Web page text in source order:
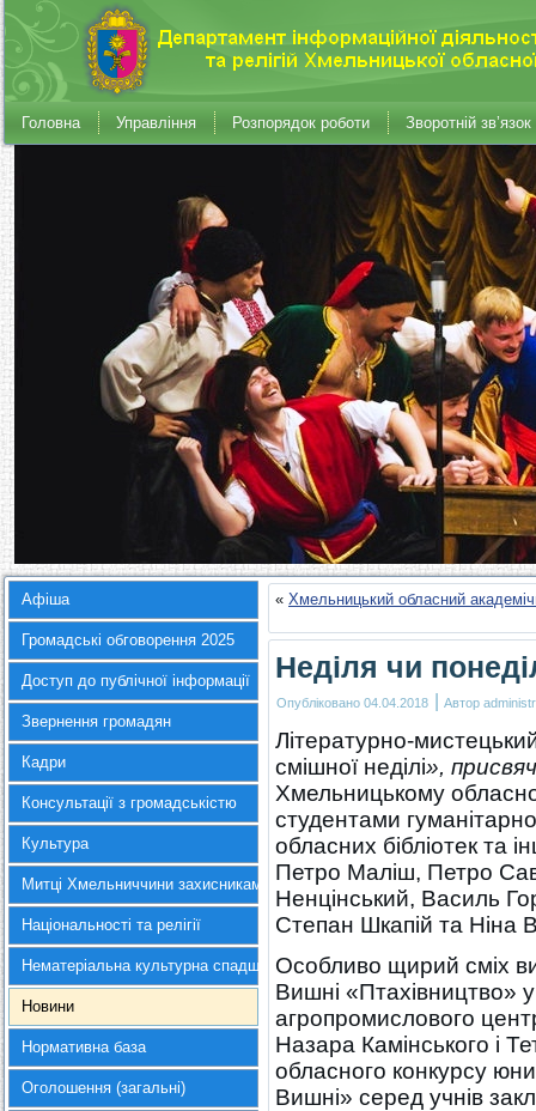
Головна Управління Розпорядок роботи Зворотній зв’язок
Афіша
Громадські обговорення 2025
Доступ до публічної інформації
Звернення громадян
Кадри
Консультації з громадськістю
Культура
Митці Хмельниччини захисникам України
Національності та релігії
Нематеріальна культурна спадщина
Новини
Нормативна база
Оголошення (загальні)
« Хмельницький обласний
Неділя чи
Опубліковано 04.04.2018 | Автор
Літературно-
смішної неділі»,
Хмельницькому
студентами
обласних бібліотек та
Петро Маліш, Петро
Ненцінський, Василь
Степан Шкапій та Ніна
Особливо щирий сміх
Вишні «Птахівництво»
агропромислового
Назара Камінського і
обласного конкурсу
Вишні» серед учнів